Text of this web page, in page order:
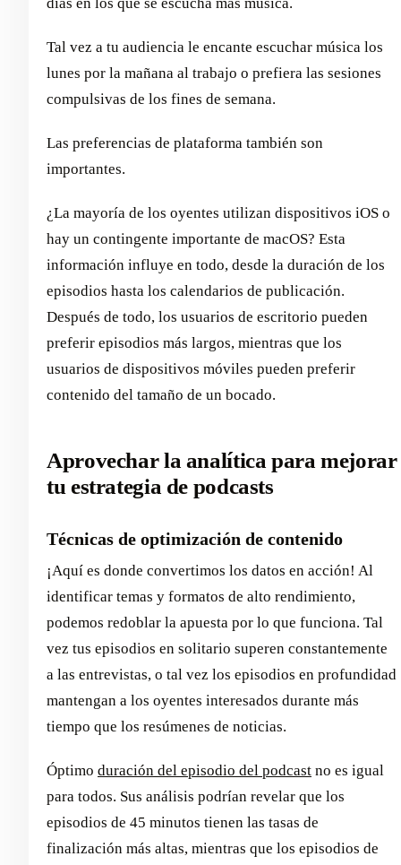
Tal vez a tu audiencia le encante escuchar música los
lunes por la mañana al trabajo o prefiera las sesiones
compulsivas de los fines de semana.
Las preferencias de plataforma también son
importantes.
¿La mayoría de los oyentes utilizan dispositivos iOS o
hay un contingente importante de macOS? Esta
información influye en todo, desde la duración de los
episodios hasta los calendarios de publicación.
Después de todo, los usuarios de escritorio pueden
preferir episodios más largos, mientras que los
usuarios de dispositivos móviles pueden preferir
contenido del tamaño de un bocado.
Aprovechar la analítica para mejorar
tu estrategia de podcasts
Técnicas de optimización de contenido
¡Aquí es donde convertimos los datos en acción! Al
identificar temas y formatos de alto rendimiento,
podemos redoblar la apuesta por lo que funciona. Tal
vez tus episodios en solitario superen constantemente
a las entrevistas, o tal vez los episodios en profundidad
mantengan a los oyentes interesados durante más
tiempo que los resúmenes de noticias.
Óptimo duración del episodio del podcast no es igual
para todos. Sus análisis podrían revelar que los
episodios de 45 minutos tienen las tasas de
finalización más altas, mientras que los episodios de